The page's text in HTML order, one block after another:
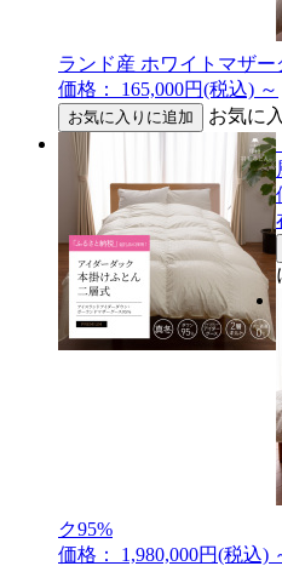
ランド産 ホワイトマザー
価格： 165,000円(税込) ～
お気に
ク95%
価格： 1,980,000円(税込)